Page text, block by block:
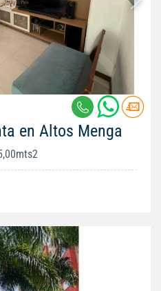
en Altos Menga